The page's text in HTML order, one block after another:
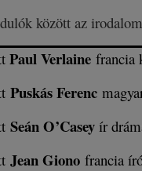
között az
Paul Verlaine francia
Puskás Ferenc
Seán O’Casey ír
Jean Giono francia